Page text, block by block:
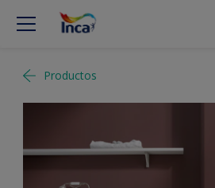
Productos